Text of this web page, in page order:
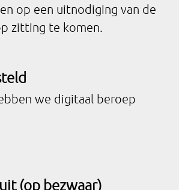
op een uitnodiging van de
zitting te komen.
we digitaal beroep
(op bezwaar)